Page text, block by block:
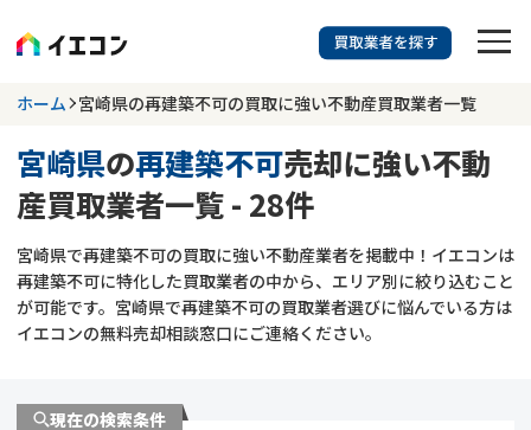
訳あり物件に強い業者を探す
宮崎県 再建築不可
更新日 :2026年07月31日
業者を探す
ホーム 宮崎県の再建築不可の買取に強い不動産買取業者一覧
宮崎県の再建築不可売却に強い不動
産買取業者一覧 - 28件
宮崎県で再建築不可の買取に強い不動産業者を掲載中！イエコンは
再建築不可に特化した買取業者の中から、エリア別に絞り込むこと
が可能です。宮崎県で再建築不可の買取業者選びに悩んでいる方は
イエコンの無料売却相談窓口にご連絡ください。
現在の検索条件